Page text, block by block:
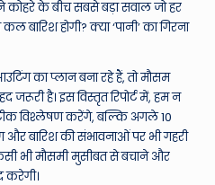
के बीच सबसे बड़ा सवाल जो हर
होगी? क्या ‘पानी’ का गिरना
का प्लान बना रहे हैं, तो मौसम
है। इस विस्तृत रिपोर्ट में, हम न
विश्लेषण करेंगे, बल्कि अगले 10
और बारिश की संभावनाओं पर भी गहरी
भी मौसमी मुसीबत से बचाने और
करेगी।